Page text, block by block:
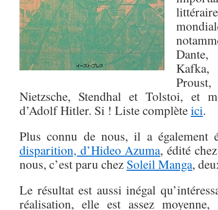
Dante,
Nietzsche, Stendhal et Tolstoi, et
d’Adolf Hitler. Si ! Liste complèteici.
Plus connu de nous, il a
disparition, d’Hideo Azuma, édité
nous, c’est paru chez Soleil Manga,
Le résultat est aussi inégal
réalisation, elle est assez